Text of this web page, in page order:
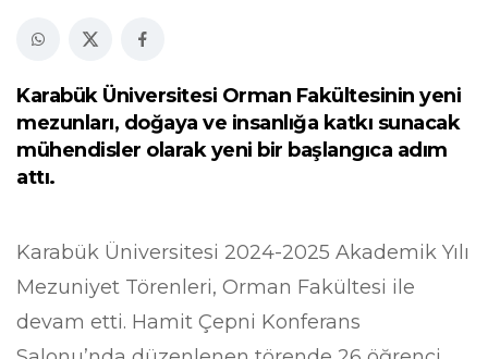
Karabük Üniversitesi Orman Fakültesinin yeni
mezunları, doğaya ve insanlığa katkı sunacak
mühendisler olarak yeni bir başlangıca adım
attı.
Karabük Üniversitesi 2024-2025 Akademik Yılı
Mezuniyet Törenleri, Orman Fakültesi ile
devam etti. Hamit Çepni Konferans